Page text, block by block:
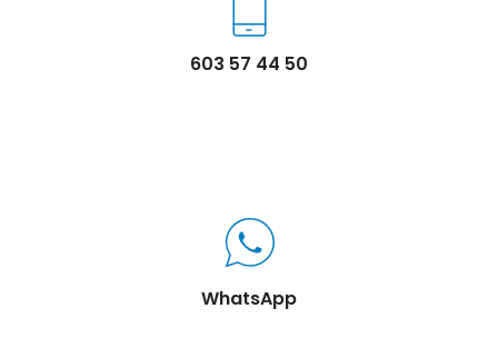
603 57 44 50
WhatsApp